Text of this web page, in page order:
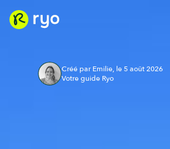
Créé par Emilie, le 5 août 2026
Votre guide Ryo